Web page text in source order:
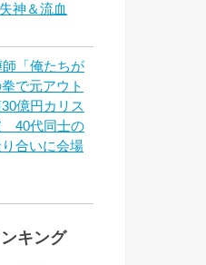
神＆流血
「俺たちが
で元アウト
億円カリス
40代同士の
合いに会場
キング